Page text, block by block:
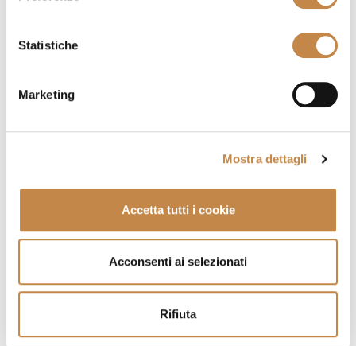
Statistiche
Marketing
Mostra dettagli
Accetta tutti i cookie
Acconsenti ai selezionati
Rifiuta
by